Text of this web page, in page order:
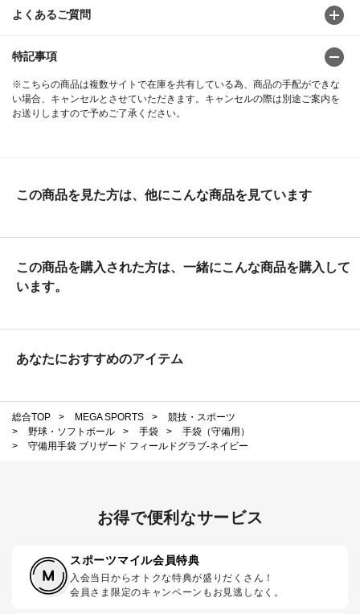
よくあるご質問
特記事項
※こちらの商品は複数サイトで在庫を共有している為、商品の手配ができな
い場合、キャンセルとさせていただきます。キャンセルの際は別途ご案内を
お送りしますので予めご了承ください。
この商品を見た方は、他にこんな商品を見ています
この商品を購入された方は、一緒にこんな商品を購入して
います。
あなたにおすすめのアイテム
総合TOP > MEGA SPORTS >
競技・スポーツ
>
野球・ソフトボール > 手袋 >
手袋（守備用）
>
守備用手袋 ブリザード フィールドグラブ-ネイビー
お得で便利なサービス
スポーツマイル会員特典
入会当日からオトクな特典が盛りだくさん！
会員さま限定のキャンペーンもお見逃しなく。